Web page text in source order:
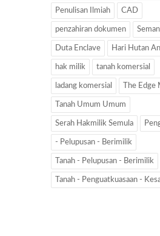
Penulisan Ilmiah CAD
penzahiran dokumen
Duta Enclave Hari Hutan
hak milik tanah komersial
ladang komersial The Edge
Tanah Umum Umum
Serah Hakmilik Semula
- Pelupusan - Berimilik
Tanah - Pelupusan - Berimilik
Tanah - Penguatkuasaan -